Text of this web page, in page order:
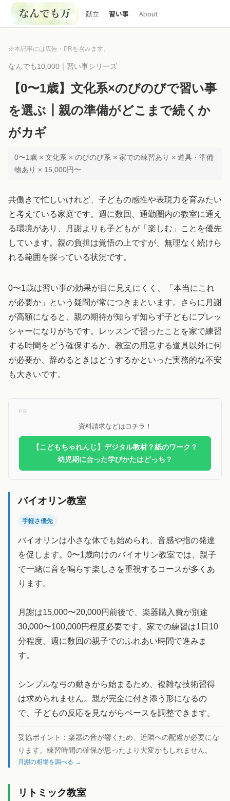
献立 習い事 About
※本記事には広告・PRを含みます。
なんでも10,000｜習い事シリーズ
【0〜1歳】文化系×のびのびで習い事
を選ぶ┃親の準備がどこまで続くか
がカギ
0〜1歳 × 文化系 × のびのび系 × 家での練習あり × 道具・準備
物あり × 15,000円〜
共働きで忙しいけれど、子どもの感性や表現力を育みたい
と考えている家庭です。週に数回、通勤圏内の教室に通え
る環境があり、月謝よりも子どもが「楽しむ」ことを優先
しています。親の負担は覚悟の上ですが、無理なく続けら
れる範囲を探っている状況です。
0〜1歳は習い事の効果が目に見えにくく、「本当にこれ
が必要か」という疑問が常につきまといます。さらに月謝
が高額になると、親の期待が知らず知らず子どもにプレッ
シャーになりがちです。レッスンで習ったことを家で練習
する時間をどう確保するか、教室の用意する道具以外に何
が必要か、辞めるときはどうするかといった実務的な不安
も大きいです。
PR
資料請求などはコチラ！
【こどもちゃれんじ】デジタル教材？紙のワーク？
幼児期に合った学びかたはどっち？
バイオリン教室
手軽さ優先
バイオリンは小さな体でも始められ、音感や指の発達
を促します。0〜1歳向けのバイオリン教室では、親子
で一緒に音を鳴らす楽しさを重視するコースが多くあ
ります。
月謝は15,000〜20,000円前後で、楽器購入費が別途
30,000〜100,000円程度必要です。家での練習は1日10
分程度、週に数回の親子でのふれあい時間で進みま
す。
シンプルな弓の動きから始まるため、複雑な技術習得
は求められません。親が完全に付き添う形になるの
で、子どもの反応を見ながらペースを調整できます。
妥協ポイント： 楽器の音が響くため、近隣への配慮が必要にな
ります。練習時間の確保が思ったより大変かもしれません。
月謝の相場を調べる →
リトミック教室